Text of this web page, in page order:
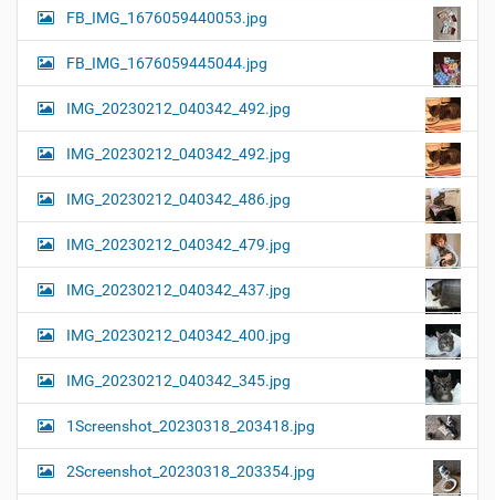
FB_IMG_1676059440053.jpg
FB_IMG_1676059445044.jpg
IMG_20230212_040342_492.jpg
IMG_20230212_040342_492.jpg
IMG_20230212_040342_486.jpg
IMG_20230212_040342_479.jpg
IMG_20230212_040342_437.jpg
IMG_20230212_040342_400.jpg
IMG_20230212_040342_345.jpg
1Screenshot_20230318_203418.jpg
2Screenshot_20230318_203354.jpg